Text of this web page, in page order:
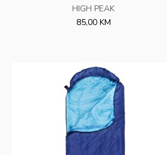
HIGH PEAK
85,00 KM